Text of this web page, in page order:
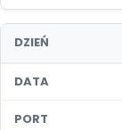
DZIEŃ
DATA
PORT